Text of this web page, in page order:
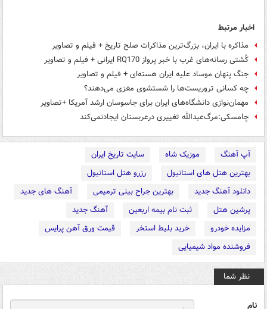
اخبار مرتبط
مذاکره با ایران، بزرگ‌ترین مذاکرات صلح تاریخ + فیلم و تصاویر
کُشتی رسانه‌های غرب با خبر پرواز RQ170 ایرانی + فیلم و تصاویر
جنگ پنهان موساد علیه ایران هسته‌ای + فیلم و تصاویر
چه کسانی تروریست‌ها را شستشوی مغزی می‌دهند؟
مهمان‌نوازی دانشگاه‌های ایران برای جاسوسان ارشد آمریکا +تصاویر
چامسکی:مرگ‌عبدالله تغییری درعربستان ایجادنمی‌کند
آپ آهنگ موزیک شاه
سایت تاریخ ایران
بهترین هتل های استانبول
رزرو هتل استانبول
دانلود آهنگ جدید
بهترین جراح بینی ترمیمی
آهنگ های جدید
پرشین هتل
ثبت نام بیمه اربعین
آهنگ جدید
مزایده خودرو
خرید بلیط استخر
قیمت ورق آهن پرایس
فروشنده مواد شیمیایی
نظر شما
نام